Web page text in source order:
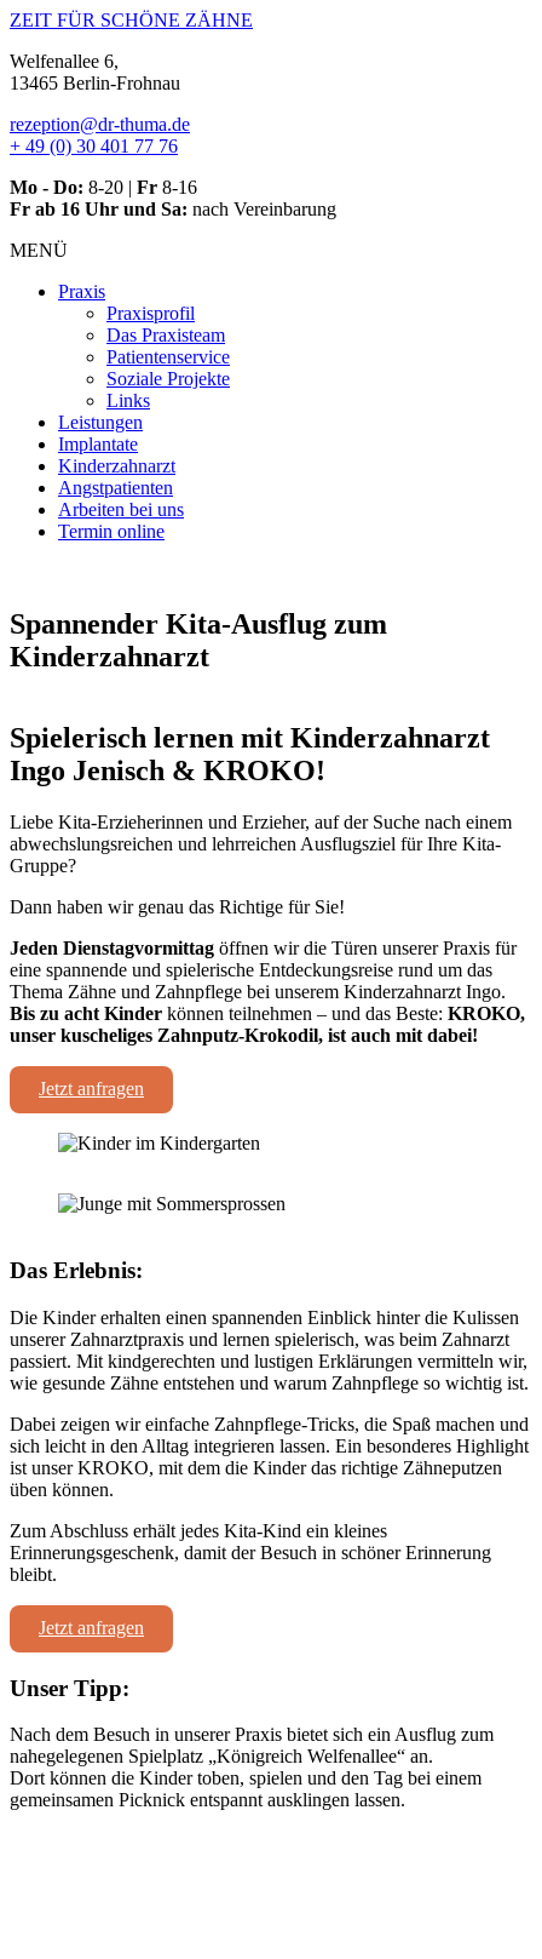
Zum
springen
ZEIT FÜR SCHÖNE ZÄHNE
Welfenallee 6,
13465 Berlin-Frohnau
rezeption@dr-thuma.de
+ 49 (0) 30 401 77 76
Mo - Do: 8-20 | Fr 8-16
Fr ab 16 Uhr und Sa: nach Vereinbarung
MENÜ
Praxis
Praxisprofil
Das Praxisteam
Patientenservice
Soziale Projekte
Links
Leistungen
Implantate
Kinderzahnarzt
Angstpatienten
Arbeiten bei uns
Termin online
Spannender Kita-Ausflug zum
Kinderzahnarzt
Spielerisch lernen mit Kinderzahnarzt
Ingo Jenisch & KROKO!
Liebe Kita-Erzieherinnen und Erzieher, auf der Suche nach einem
abwechslungsreichen und lehrreichen Ausflugsziel für Ihre Kita-
Gruppe?
Dann haben wir genau das Richtige für Sie!
Jeden Dienstagvormittag öffnen wir die Türen unserer Praxis für
eine spannende und spielerische Entdeckungsreise rund um das
Thema Zähne und Zahnpflege bei unserem Kinderzahnarzt Ingo.
Bis zu acht Kinder können teilnehmen – und das Beste: KROKO,
unser kuscheliges Zahnputz-Krokodil, ist auch mit dabei!
Jetzt anfragen
Das Erlebnis:
Die Kinder erhalten einen spannenden Einblick hinter die Kulissen
unserer Zahnarztpraxis und lernen spielerisch, was beim Zahnarzt
passiert. Mit kindgerechten und lustigen Erklärungen vermitteln wir,
wie gesunde Zähne entstehen und warum Zahnpflege so wichtig ist.
Dabei zeigen wir einfache Zahnpflege-Tricks, die Spaß machen und
sich leicht in den Alltag integrieren lassen. Ein besonderes Highlight
ist unser KROKO, mit dem die Kinder das richtige Zähneputzen
üben können.
Zum Abschluss erhält jedes Kita-Kind ein kleines
Erinnerungsgeschenk, damit der Besuch in schöner Erinnerung
bleibt.
Jetzt anfragen
Unser Tipp:
Nach dem Besuch in unserer Praxis bietet sich ein Ausflug zum
nahegelegenen Spielplatz „Königreich Welfenallee“ an.
Dort können die Kinder toben, spielen und den Tag bei einem
gemeinsamen Picknick entspannt ausklingen lassen.